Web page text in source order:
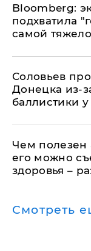
Bloomberg:
подхватила
самой
Соловьев
Донецка из-
баллистики
Чем полезен
его можно
здоровья –
Смотреть